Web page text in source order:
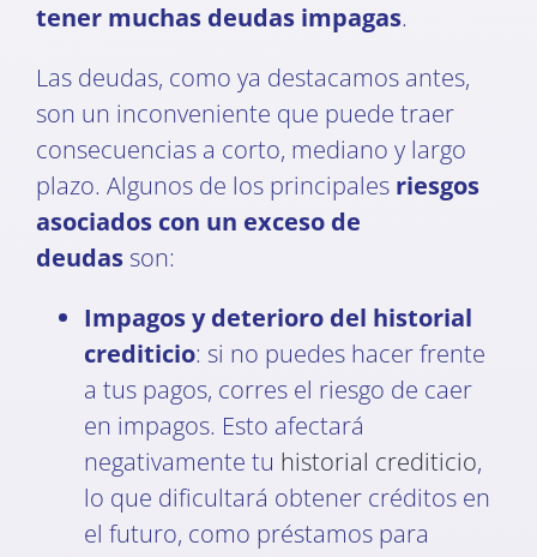
tener muchas deudas impagas.
Las deudas, como ya destacamos antes,
son un inconveniente que puede traer
consecuencias a corto, mediano y largo
plazo. Algunos de los principales riesgos
asociados con un exceso de
deudasson:
Impagos y deterioro del historial
crediticio: si no puedes hacer frente
a tus pagos, corres el riesgo de caer
en impagos. Esto afectará
negativamente tu historial crediticio,
lo que dificultará obtener créditos en
el futuro, como préstamos para